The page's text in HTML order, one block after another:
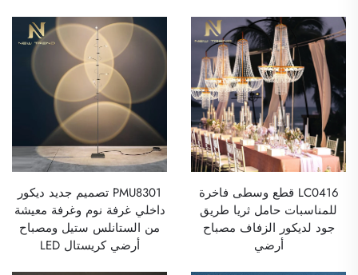
LC0416 قطع وسطى فاخرة
للمناسبات حامل ثريا طريق
جود لديكور الزفاف مصباح
أرضي
PMU8301 تصميم جديد ديكور
داخلي غرفة نوم وغرفة معيشة
من الستانلس ستيل ومصباح
أرضي كريستال LED